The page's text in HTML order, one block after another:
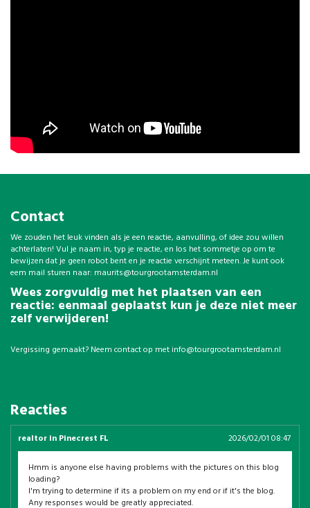
Contact
We zouden het leuk vinden als je een reactie, aanvulling, of idee zou willen
achterlaten! Vul je naam in, typ je reactie, en los het sommetje op om te
bewijzen dat je geen robot bent en je reactie verschijnt meteen. Je kunt ook
eem mail sturen naar: maurits@tourgrootamsterdam.nl
Wees zorgvuldig met het plaatsen van een
reactie: eenmaal geplaatst kun je deze niet meer
zelf verwijderen!
Vergissing gemaakt? Neem contact op met info@tourgrootamsterdam.nl
Reacties
realtor in Pinecrest FL 2026/02/01 08:47
Hmm is anyone else having problems with the pictures on this blog
loading?
I'm trying to determine if its a problem on my end or if it's the blog.
Any responses would be greatly appreciated.